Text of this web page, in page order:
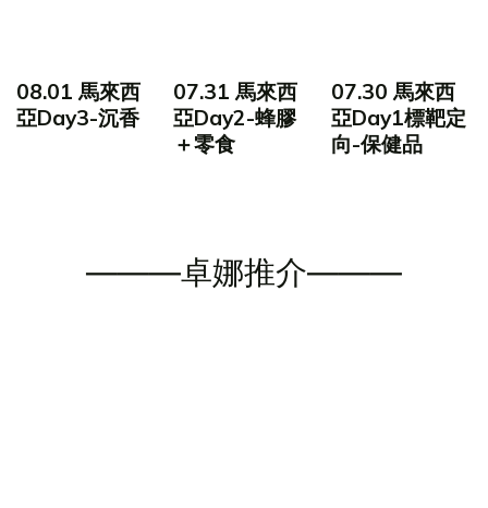
08.01 馬來西
亞Day3-沉香
07.31 馬來西
亞Day2-蜂膠
＋零食
07.30 馬來西
亞Day1標靶定
向-保健品
———卓娜推介———